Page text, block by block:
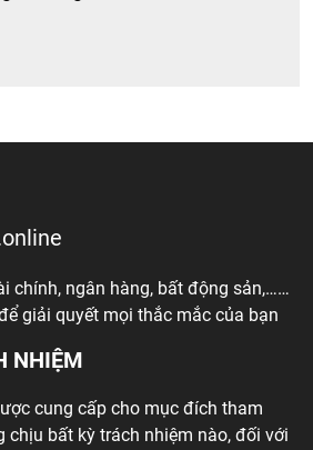
chính, ngân hàng, bất động sản,……
giải quyết mọi thắc mắc của bạn
NHIỆM
cung cấp cho mục đích tham
chịu bất kỳ trách nhiệm nào, đối với